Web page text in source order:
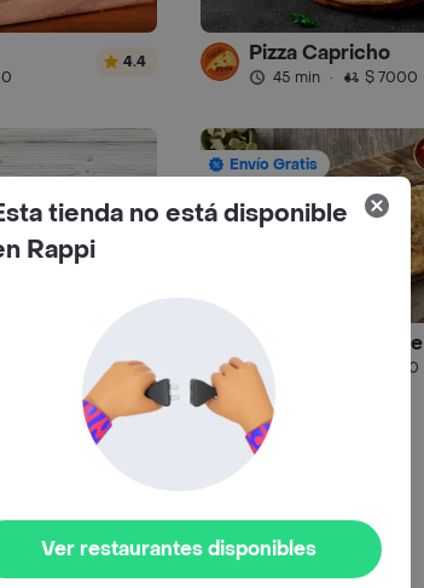
4.4 Pizza Capricho
45 min · $ 7000
Envío Gratis
Paninos Capresse
$ 7000
tienda no está disponible
Rappi
Ver restaurantes disponibles